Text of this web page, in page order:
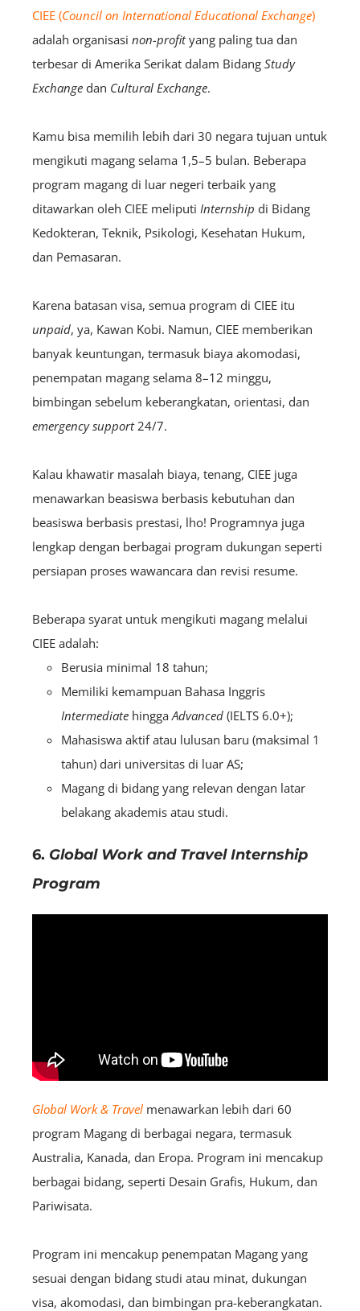
CIEE (Council on International Educational Exchange)
adalah organisasi non-profityang paling tua dan
terbesar di Amerika Serikat dalam Bidang Study
Exchange dan Cultural Exchange.
Kamu bisa memilih lebih dari 30 negara tujuan untuk
mengikuti magang selama 1,5–5 bulan. Beberapa
program magang di luar negeri terbaik yang
ditawarkan oleh CIEE meliputi Internship di Bidang
Kedokteran, Teknik, Psikologi, Kesehatan Hukum,
dan Pemasaran.
Karena batasan visa, semua program di CIEE itu
unpaid, ya, Kawan Kobi. Namun, CIEE memberikan
banyak keuntungan, termasuk biaya akomodasi,
penempatan magang selama 8–12 minggu,
bimbingan sebelum keberangkatan, orientasi, dan
emergency support24/7.
Kalau khawatir masalah biaya, tenang, CIEE juga
menawarkan beasiswa berbasis kebutuhan dan
beasiswa berbasis prestasi, lho! Programnya juga
lengkap dengan berbagai program dukungan seperti
persiapan proses wawancara dan revisi resume.
Beberapa syarat untuk mengikuti magang melalui
CIEE adalah:
Berusia minimal 18 tahun;
Memiliki kemampuan Bahasa Inggris
Intermediate hinggaAdvanced (IELTS 6.0+);
Mahasiswa aktif atau lulusan baru (maksimal 1
tahun) dari universitas di luar AS;
Magang di bidang yang relevan dengan latar
belakang akademis atau studi.
6. Global Work and Travel Internship
Program
Global Work & Travel menawarkan lebih dari 60
program Magang di berbagai negara, termasuk
Australia, Kanada, dan Eropa. Program ini mencakup
berbagai bidang, seperti Desain Grafis, Hukum, dan
Pariwisata.
Program ini mencakup penempatan Magang yang
sesuai dengan bidang studi atau minat, dukungan
visa, akomodasi, dan bimbingan pra-keberangkatan.